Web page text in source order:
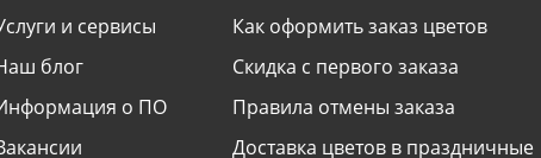
и сервисы
блог
о ПО
Как оформить заказ цветов
Скидка с первого заказа
Правила отмены заказа
Доставка цветов в праздничные